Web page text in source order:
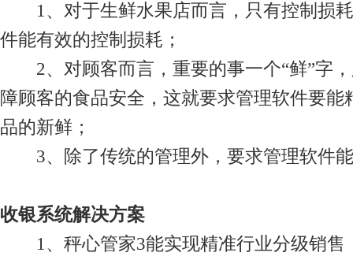
1、对于生鲜水果店而言，只有控制损耗
件能有效的控制损耗；
2、对顾客而言，重要的事一个“鲜”字，
障顾客的食品安全，这就要求管理软件要
品的新鲜；
3、除了传统的管理外，要求管理软件能
收银系统解决方案
1、秤心管家3能实现精准行业分级销售